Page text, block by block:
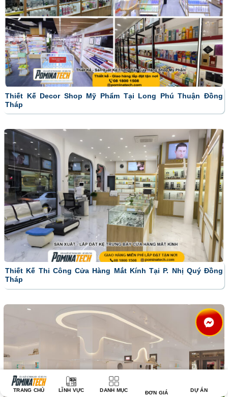
Thiết Kế Decor Shop Mỹ Phẩm Tại Long Phú Thuận Đồng
Tháp
Thiết Kế Thi Công Cửa Hàng Mắt Kính Tại P. Nhị Quý Đồng
Tháp
TRANG CHỦ LĨNH VỰC DANH MỤC ĐƠN GIÁ DỰ ÁN